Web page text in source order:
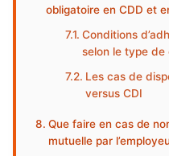
obligatoire en CDD et
Conditions
selon le type de
Les cas de
versus CDI
Que faire en cas de
mutuelle par